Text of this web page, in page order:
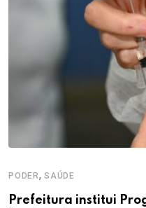
PODER, SAÚDE
Prefeitura institui